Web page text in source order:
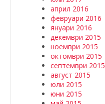
април 2016
февруари 2016
януари 2016
декември 2015
ноември 2015
октомври 2015
септември 2015
август 2015
юли 2015
юни 2015